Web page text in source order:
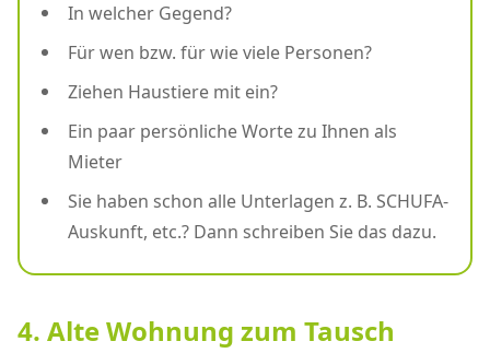
In welcher Gegend?
Für wen bzw. für wie viele Personen?
Ziehen Haustiere mit ein?
Ein paar persönliche Worte zu Ihnen als
Mieter
Sie haben schon alle Unterlagen z. B. SCHUFA-
Auskunft, etc.? Dann schreiben Sie das dazu.
4. Alte Wohnung zum Tausch